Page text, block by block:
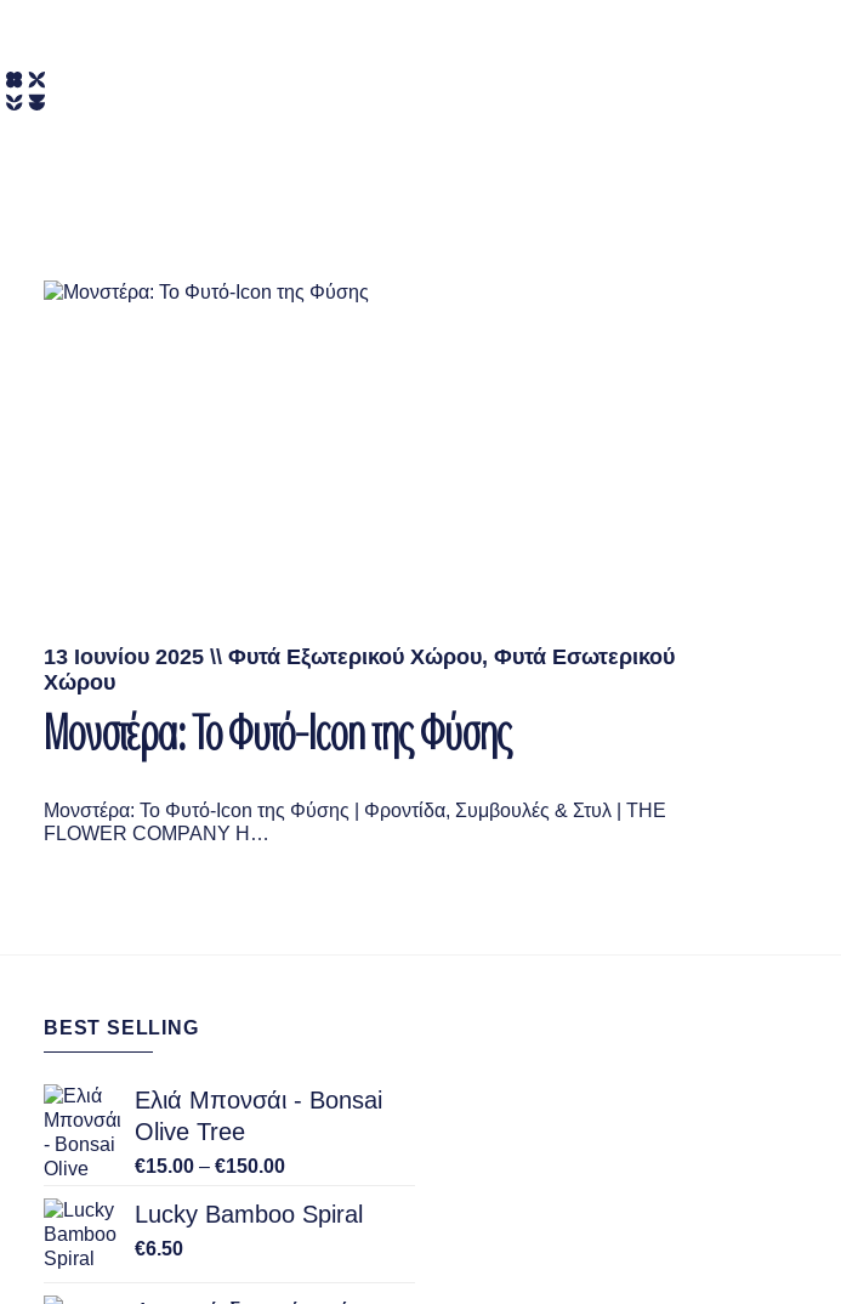
13 Ιουνίου 2025 \\ Φυτά Eξωτερικού Xώρου, Φυτά Εσωτερικού
Χώρου
Μονστέρα: Το Φυτό-Icon της Φύσης
Μονστέρα: Το Φυτό-Icon της Φύσης | Φροντίδα, Συμβουλές & Στυλ | THE
FLOWER COMPANY Η…
BEST SELLING
Ελιά Μπονσάι - Bonsai
Olive Tree
€15.00 – €150.00Price
€15.00
Lucky Bamboo Spiral
€6.50